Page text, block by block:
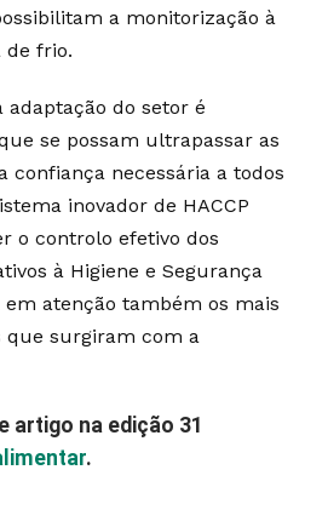
a monitorização à
de frio.
adaptação do setor é
se possam ultrapassar as
confiança necessária a todos
inovador de HACCP
o controlo efetivo dos
à Higiene e Segurança
atenção também os mais
que surgiram com a
artigo na edição 31
.